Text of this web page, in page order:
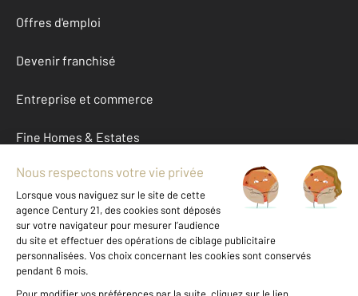
Offres d'emploi
Devenir franchisé
Entreprise et commerce
Fine Homes & Estates
À propos
International
Nous contacter